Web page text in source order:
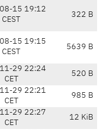
15 19:12
CEST
322 B
15 19:15
CEST
5639 B
29 22:24
CET
520 B
29 22:21
CET
985 B
29 22:27
CET
12 KiB